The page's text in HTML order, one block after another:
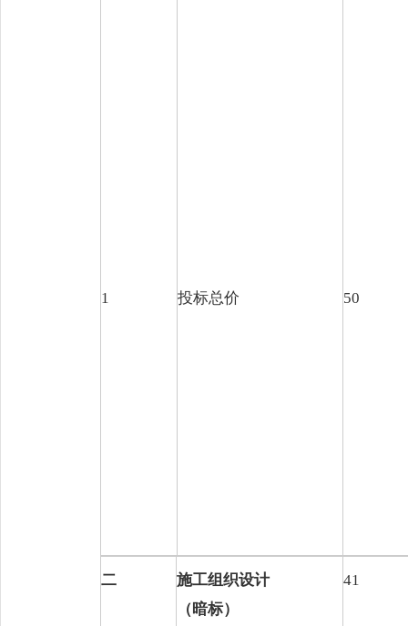
1 投标总价 50
二
施工组织设计
（暗标）
41